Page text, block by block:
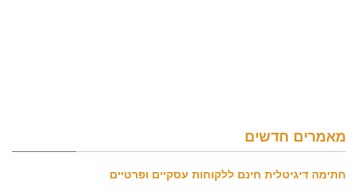
מאמרים חדשים
חתימה דיגיטלית חינם ללקוחות עסקיים ופרטיים